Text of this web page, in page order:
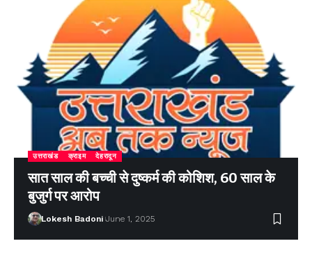
उत्तराखंड क्राइम देहरादून
सात साल की बच्ची से दुष्कर्म की कोशिश, 60 साल के
बुजुर्ग पर आरोप
Lokesh Badoni June 1, 2025